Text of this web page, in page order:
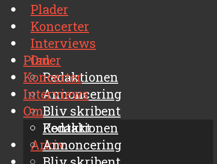
Plader
Koncerter
Interviews
Om
Redaktionen
Annoncering
Bliv skribent
Kontakt
Arkiv
Plader
Koncerter
Interviews
Om
Redaktionen
Annoncering